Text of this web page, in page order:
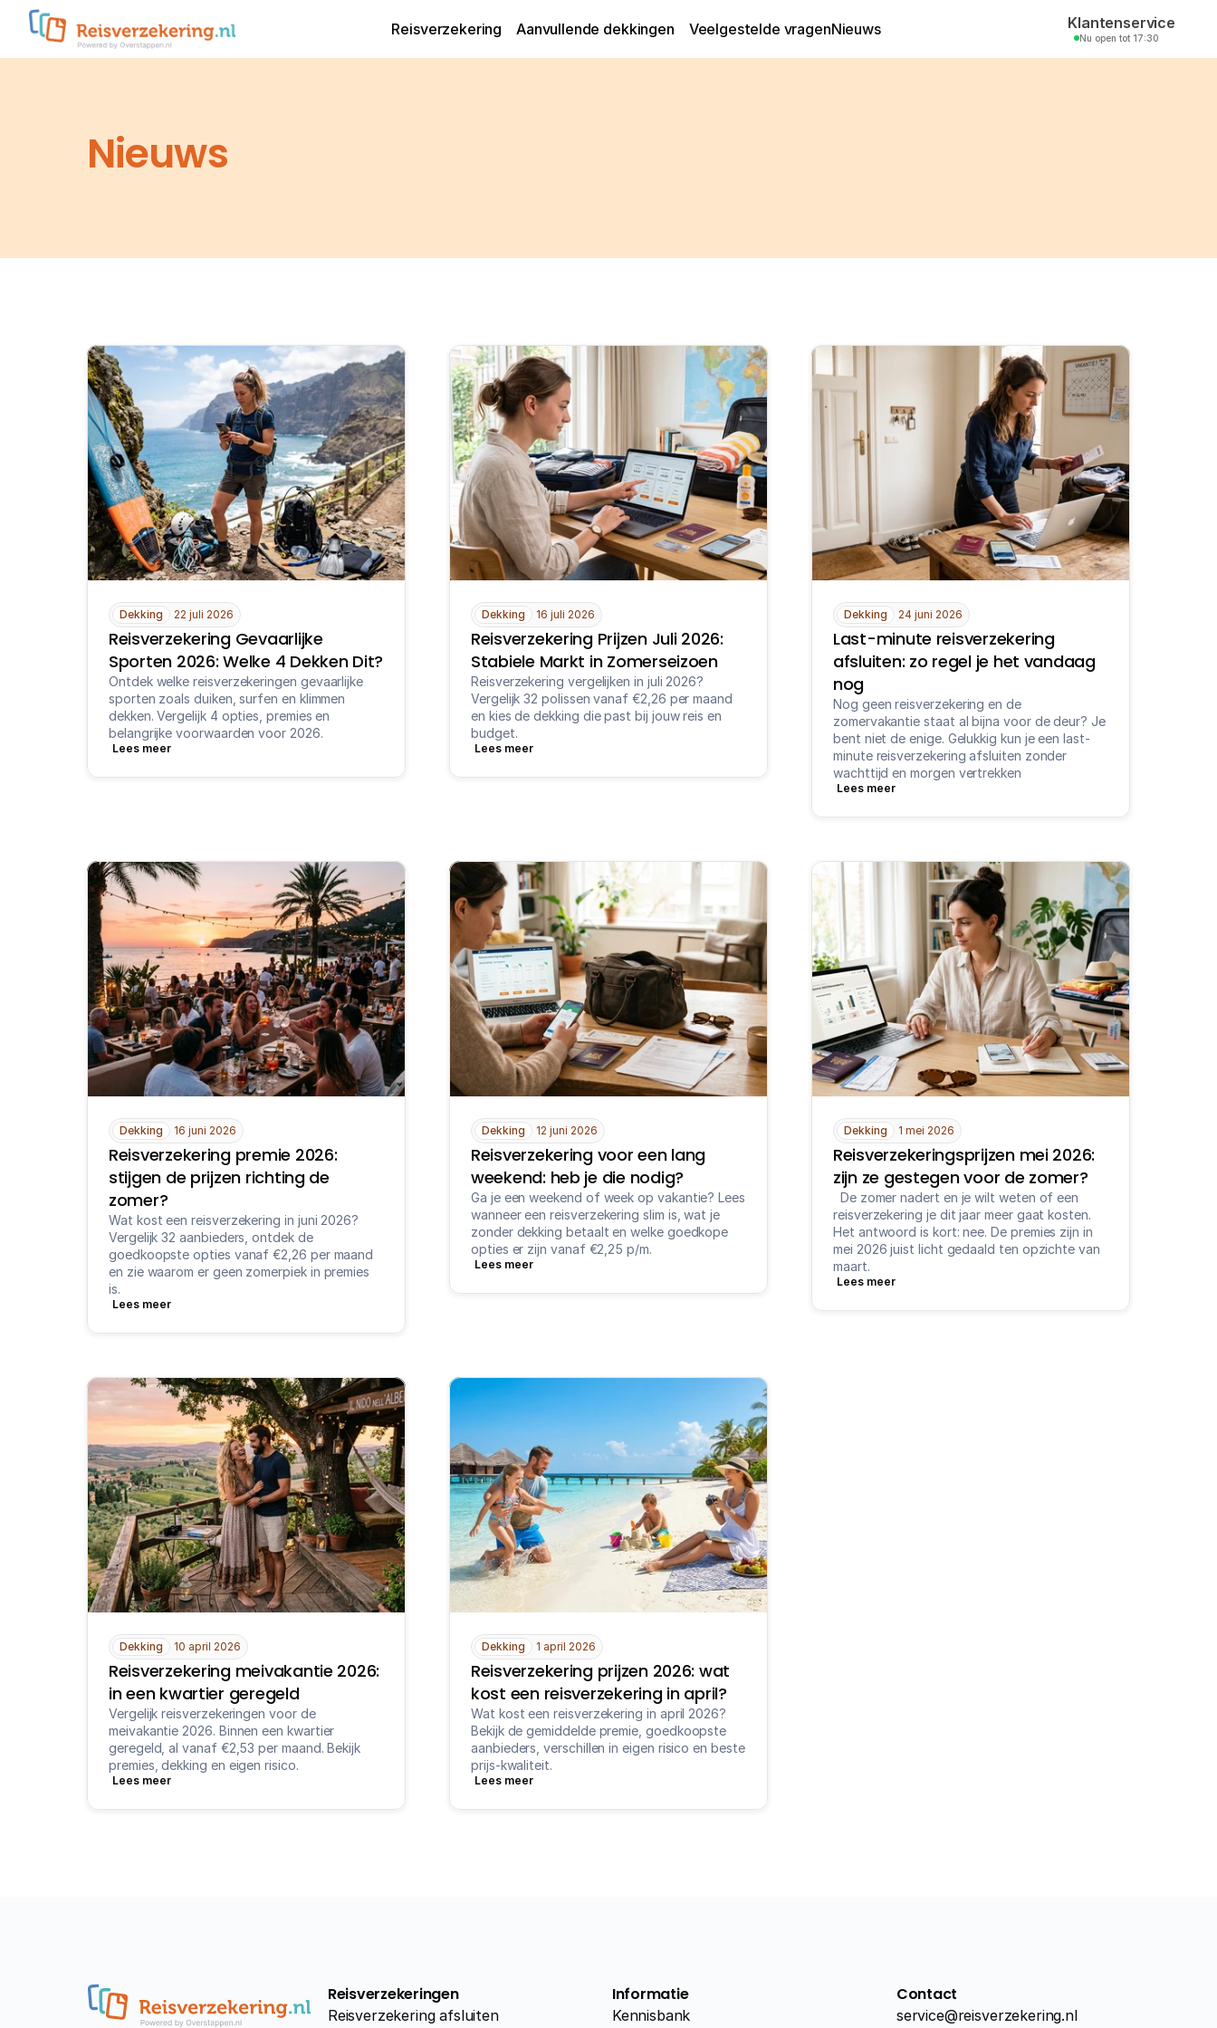
Nieuws
Reisverzekering Aanvullende dekkingen Veelgestelde vragenNieuws Klantenservice
Nu open tot 17:30
Dekking 22 juli 2026
Reisverzekering Gevaarlijke
Sporten 2026: Welke 4 Dekken Dit?
Ontdek welke reisverzekeringen gevaarlijke
sporten zoals duiken, surfen en klimmen
dekken. Vergelijk 4 opties, premies en
belangrijke voorwaarden voor 2026.
Lees meer
Dekking 16 juli 2026
Reisverzekering Prijzen Juli 2026:
Stabiele Markt in Zomerseizoen
Reisverzekering vergelijken in juli 2026?
Vergelijk 32 polissen vanaf €2,26 per maand
en kies de dekking die past bij jouw reis en
budget.
Lees meer
Dekking 24 juni 2026
Last-minute reisverzekering
afsluiten: zo regel je het vandaag
nog
Nog geen reisverzekering en de
zomervakantie staat al bijna voor de deur? Je
bent niet de enige. Gelukkig kun je een last-
minute reisverzekering afsluiten zonder
wachttijd en morgen vertrekken
Lees meer
Dekking 16 juni 2026
Reisverzekering premie 2026:
stijgen de prijzen richting de
zomer?
Wat kost een reisverzekering in juni 2026?
Vergelijk 32 aanbieders, ontdek de
goedkoopste opties vanaf €2,26 per maand
en zie waarom er geen zomerpiek in premies
is.
Lees meer
Dekking 12 juni 2026
Reisverzekering voor een lang
weekend: heb je die nodig?
Ga je een weekend of week op vakantie? Lees
wanneer een reisverzekering slim is, wat je
zonder dekking betaalt en welke goedkope
opties er zijn vanaf €2,25 p/m.
Lees meer
Dekking 1 mei 2026
Reisverzekeringsprijzen mei 2026:
zijn ze gestegen voor de zomer?
reisverzekering je dit jaar meer gaat kosten.
Het antwoord is kort: nee. De premies zijn in
mei 2026 juist licht gedaald ten opzichte van
maart.
Lees meer
Dekking 10 april 2026
Reisverzekering meivakantie 2026:
in een kwartier geregeld
Vergelijk reisverzekeringen voor de
meivakantie 2026. Binnen een kwartier
geregeld, al vanaf €2,53 per maand. Bekijk
premies, dekking en eigen risico.
Lees meer
Dekking 1 april 2026
Reisverzekering prijzen 2026: wat
kost een reisverzekering in april?
Wat kost een reisverzekering in april 2026?
Bekijk de gemiddelde premie, goedkoopste
aanbieders, verschillen in eigen risico en beste
prijs-kwaliteit.
Lees meer
Reisverzekeringen
Reisverzekering afsluiten
Informatie
Kennisbank
Contact
service@reisverzekering.nl